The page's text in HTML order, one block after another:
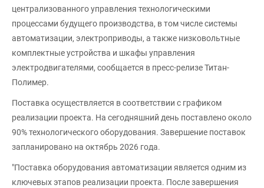
централизованного управления технологическими
процессами будущего производства, в том числе системы
автоматизации, электроприводы, а также низковольтные
комплектные устройства и шкафы управления
электродвигателями, сообщается в пресс-релизе Титан-
Полимер.
Поставка осуществляется в соответствии с графиком
реализации проекта. На сегодняшний день поставлено около
90% технологического оборудования. Завершение поставок
запланировано на октябрь 2026 года.
"Поставка оборудования автоматизации является одним из
ключевых этапов реализации проекта. После завершения